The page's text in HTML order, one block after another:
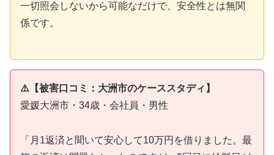
一切照会しないから可能なだけで、安全性とは無関
係です。
⚠️【被害口コミ：大洲市のケーススタディ】
愛媛大洲市・34歳・会社員・男性
「月1返済と聞いて安心して10万円を借りました。最